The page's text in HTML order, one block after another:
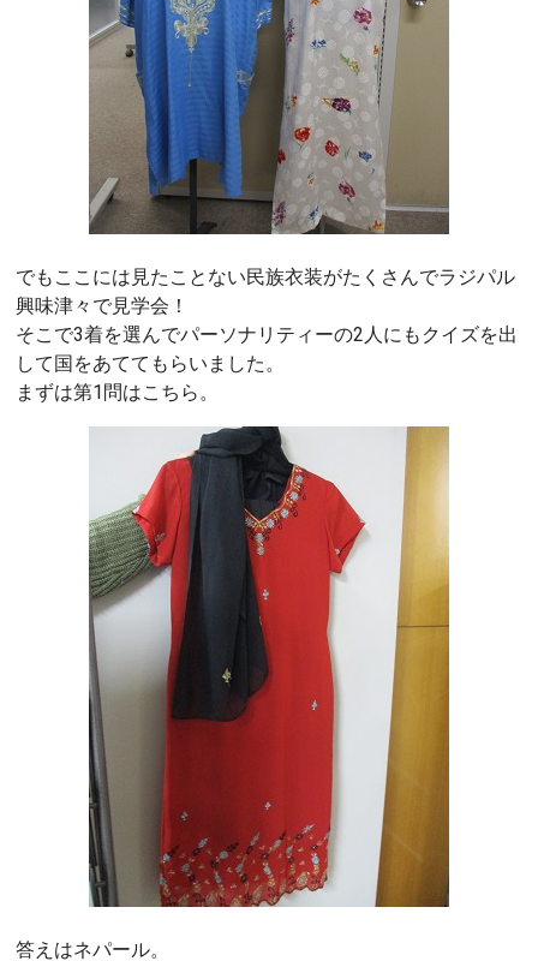
でもここには見たことない民族衣装がたくさんでラジパル
興味津々で見学会！
そこで3着を選んでパーソナリティーの2人にもクイズを出
して国をあててもらいました。
まずは第1問はこちら。
答えはネパール。